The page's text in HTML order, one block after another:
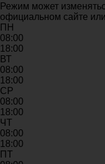
Режим может
официальном сайте
ПН
08:00
18:00
ВТ
08:00
18:00
СР
08:00
18:00
ЧТ
08:00
18:00
ПТ